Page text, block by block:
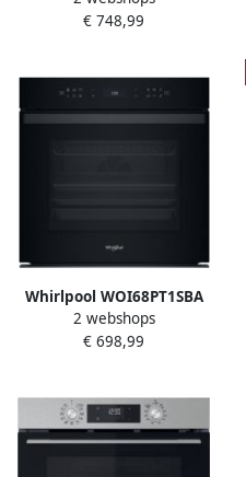
€ 748,99
Whirlpool WOI68PT1SBA
Inbouw oven Zwart
2 webshops
€ 698,99